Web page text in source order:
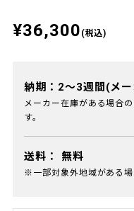
¥36,300 (税込)
納期：2～3週間(メ
メーカー在庫がある場合
す。
送料： 無料
※一部対象外地域がある場